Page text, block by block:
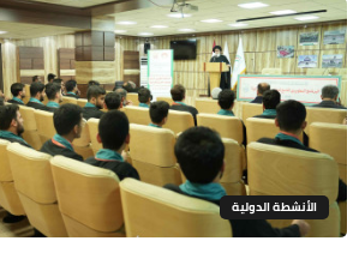
الأنشطة الدولية